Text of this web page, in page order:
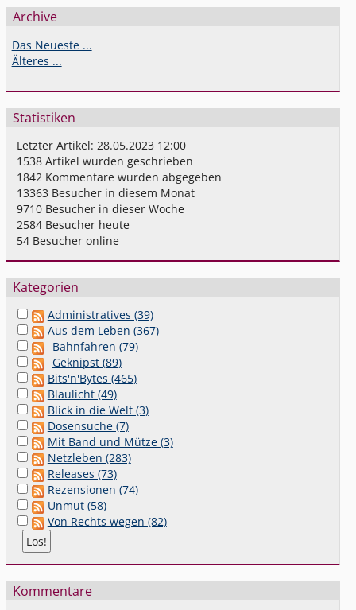
Archive
Das Neueste ...
Älteres ...
Statistiken
Letzter Artikel:28.05.2023 12:00
1538 Artikel wurden geschrieben
1842 Kommentare wurden abgegeben
13363 Besucher in diesem Monat
9710 Besucher in dieser Woche
2584 Besucher heute
54 Besucher online
Kategorien
Administratives (39)
Aus dem Leben (367)
Bahnfahren (79)
Geknipst (89)
Bits'n'Bytes (465)
Blaulicht (49)
Blick in die Welt (3)
Dosensuche (7)
Mit Band und Mütze (3)
Netzleben (283)
Releases (73)
Rezensionen (74)
Unmut (58)
Von Rechts wegen (82)
Kommentare